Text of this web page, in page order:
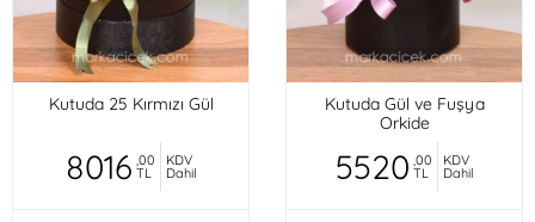
Kutuda 25 Kırmızı Gül
8016 ,00
TL
KDV
Dahil
Kutuda Gül ve Fuşya
Orkide
5520 ,00
TL
KDV
Dahil